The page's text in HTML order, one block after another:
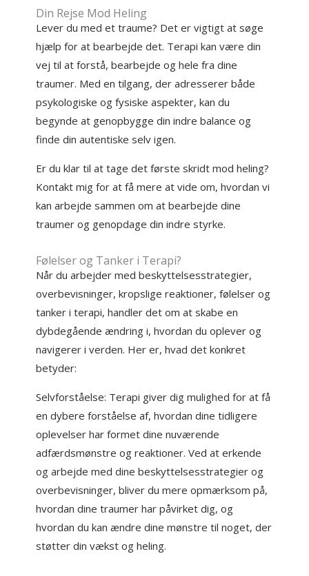
Din Rejse Mod Heling
Lever du med et traume? Det er vigtigt at søge
hjælp for at bearbejde det. Terapi kan være din
vej til at forstå, bearbejde og hele fra dine
traumer. Med en tilgang, der adresserer både
psykologiske og fysiske aspekter, kan du
begynde at genopbygge din indre balance og
finde din autentiske selv igen.
Er du klar til at tage det første skridt mod heling?
Kontakt mig for at få mere at vide om, hvordan vi
kan arbejde sammen om at bearbejde dine
traumer og genopdage din indre styrke.
Følelser og Tanker i Terapi?
Når du arbejder med beskyttelsesstrategier,
overbevisninger, kropslige reaktioner, følelser og
tanker i terapi, handler det om at skabe en
dybdegående ændring i, hvordan du oplever og
navigerer i verden. Her er, hvad det konkret
betyder:
Selvforståelse: Terapi giver dig mulighed for at få
en dybere forståelse af, hvordan dine tidligere
oplevelser har formet dine nuværende
adfærdsmønstre og reaktioner. Ved at erkende
og arbejde med dine beskyttelsesstrategier og
overbevisninger, bliver du mere opmærksom på,
hvordan dine traumer har påvirket dig, og
hvordan du kan ændre dine mønstre til noget, der
støtter din vækst og heling.